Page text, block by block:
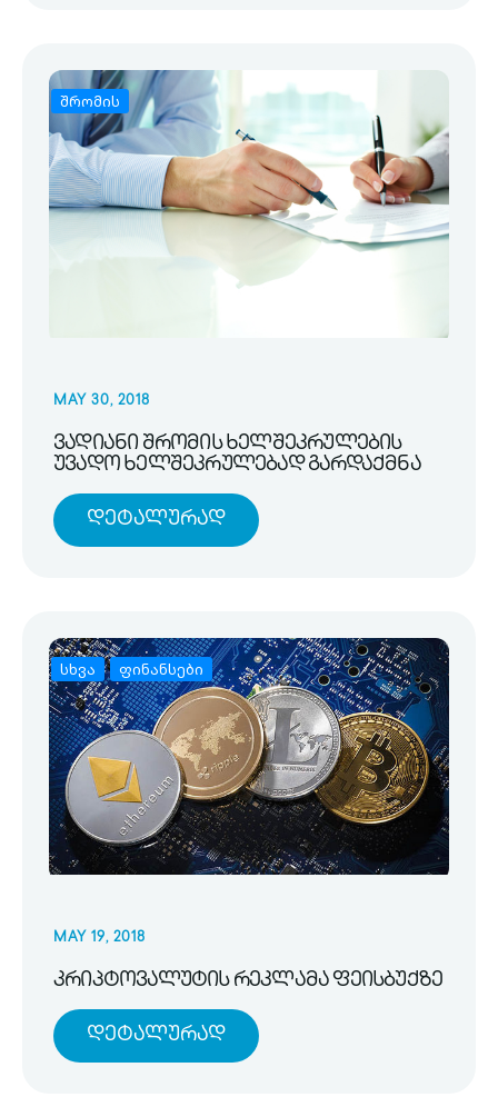
შრომის
MAY 30, 2018
ვადიანი შრომის ხელშეკრულების
უვადო ხელშეკრულებად გარდაქმნა
Დეტალურად
სხვა ფინანსები
MAY 19, 2018
კრიპტოვალუტის რეკლამა ფეისბუქზე
Დეტალურად